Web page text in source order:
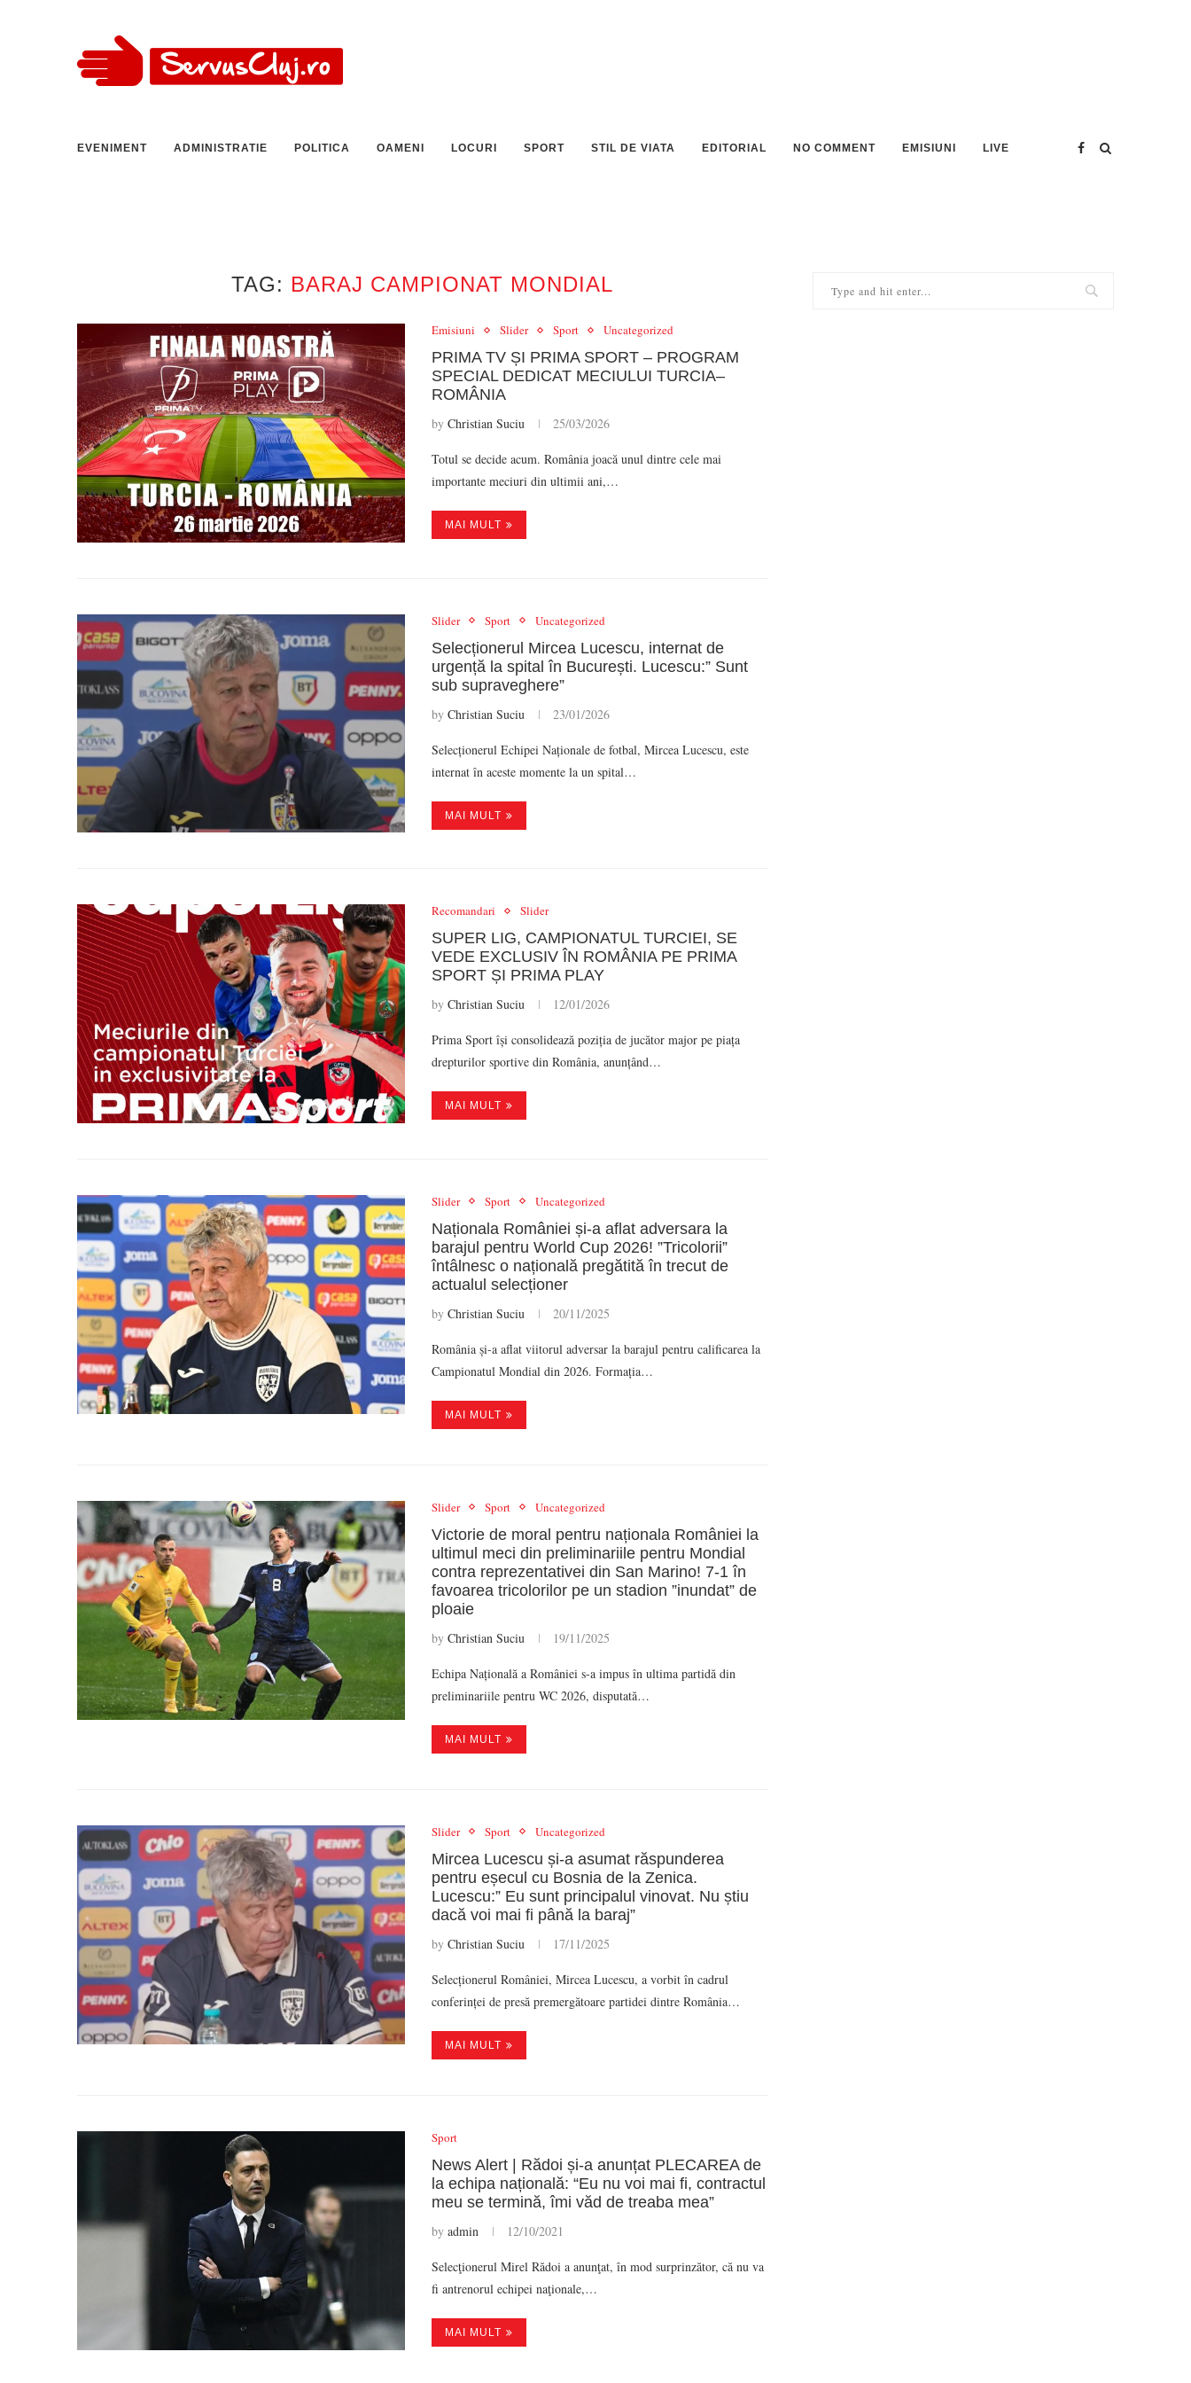
EVENIMENT ADMINISTRATIE POLITICA OAMENI LOCURI SPORT STIL DE VIATA EDITORIAL NO COMMENT EMISIUNI LIVE
TAG: BARAJ CAMPIONAT MONDIAL
Emisiuni Slider Sport Uncategorized
PRIMA TV ȘI PRIMA SPORT – PROGRAM
SPECIAL DEDICAT MECIULUI TURCIA–
ROMÂNIA
by Christian Suciu 25/03/2026
Totul se decide acum. România joacă unul dintre cele mai
importante meciuri din ultimii ani,…
MAI MULT
Slider Sport Uncategorized
Selecționerul Mircea Lucescu, internat de
urgență la spital în București. Lucescu:” Sunt
sub supraveghere”
by Christian Suciu 23/01/2026
Selecționerul Echipei Naționale de fotbal, Mircea Lucescu, este
internat în aceste momente la un spital…
MAI MULT
Recomandari Slider
SUPER LIG, CAMPIONATUL TURCIEI, SE
VEDE EXCLUSIV ÎN ROMÂNIA PE PRIMA
SPORT ȘI PRIMA PLAY
by Christian Suciu 12/01/2026
Prima Sport își consolidează poziția de jucător major pe piața
drepturilor sportive din România, anunțând…
MAI MULT
Slider Sport Uncategorized
Naționala României și-a aflat adversara la
barajul pentru World Cup 2026! ”Tricolorii”
întâlnesc o națională pregătită în trecut de
actualul selecționer
by Christian Suciu 20/11/2025
România și-a aflat viitorul adversar la barajul pentru calificarea la
Campionatul Mondial din 2026. Formația…
MAI MULT
Slider Sport Uncategorized
Victorie de moral pentru naționala României la
ultimul meci din preliminariile pentru Mondial
contra reprezentativei din San Marino! 7-1 în
favoarea tricolorilor pe un stadion ”inundat” de
ploaie
by Christian Suciu 19/11/2025
Echipa Națională a României s-a impus în ultima partidă din
preliminariile pentru WC 2026, disputată…
MAI MULT
Slider Sport Uncategorized
Mircea Lucescu și-a asumat răspunderea
pentru eșecul cu Bosnia de la Zenica.
Lucescu:” Eu sunt principalul vinovat. Nu știu
dacă voi mai fi până la baraj”
by Christian Suciu 17/11/2025
Selecționerul României, Mircea Lucescu, a vorbit în cadrul
conferinței de presă premergătoare partidei dintre România…
MAI MULT
Sport
News Alert | Rădoi și-a anunțat PLECAREA de
la echipa națională: “Eu nu voi mai fi, contractul
meu se termină, îmi văd de treaba mea”
by admin 12/10/2021
Selecţionerul Mirel Rădoi a anunţat, în mod surprinzător, că nu va
fi antrenorul echipei naţionale,…
MAI MULT